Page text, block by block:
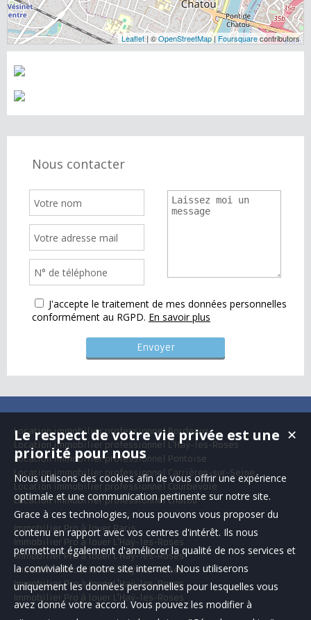
Leaflet| ©OpenStreetMap|Foursquarecontributors
Nous contacter
J'accepte le traitement de mes données personnelles
conformément au RGPD. En savoir plus
Location immobilier professionnel Bordeaux
Location immobilier professionnel L'Haÿ-les-Roses
Location immobilier professionnel Pontoise
Location immobilier professionnel Carrières-sur-Seine
Location immobilier professionnel Courbevoie
Location immobilier professionnel Chatou
Immobilier Pro à louer Paris
Immobilier Pro à louer L'Haÿ-les-Roses
Immobilier Pro à louer L'Haÿ-les-Roses
Immobilier Pro à louer L'Haÿ-les-Roses
Immobilier Pro à louer L'Haÿ-les-Roses
Immobilier Pro à louer L'Haÿ-les-Roses
✕
Le respect de votre vie privée est une
priorité pour nous
Nous utilisons des cookies afin de vous offrir une expérience
optimale et une communication pertinente sur notre site.
Grace à ces technologies, nous pouvons vous proposer du
contenu en rapport avec vos centres d'intérêt. Ils nous
permettent également d'améliorer la qualité de nos services et
la convivialité de notre site internet. Nous utiliserons
uniquement les données personnelles pour lesquelles vous
avez donné votre accord. Vous pouvez les modifier à